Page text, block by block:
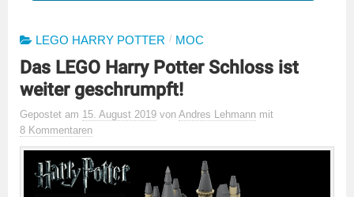
LEGO HARRY POTTER / MOC
Das LEGO Harry Potter Schloss ist
weiter geschrumpft!
Gepostet am 15. August 2019 von Andres Lehmann mit
8 Kommentaren